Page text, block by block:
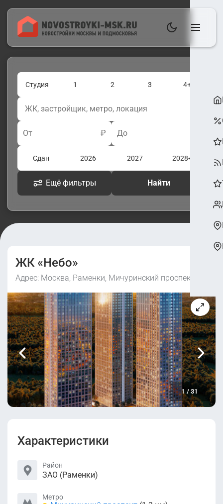
Студия 1 2 3 4+
От ₽ До
Сдан 2026 2027 2028+
Ещё фильтры Найти
ЖК «Небо»
Адрес: Москва, Раменки, Мичуринский проспект, 56
1 / 31
Характеристики
Район
ЗАО (Раменки)
Метро